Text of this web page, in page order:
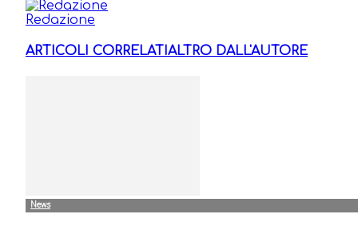
Redazione
ARTICOLI CORRELATIALTRO DALL'AUTORE
News